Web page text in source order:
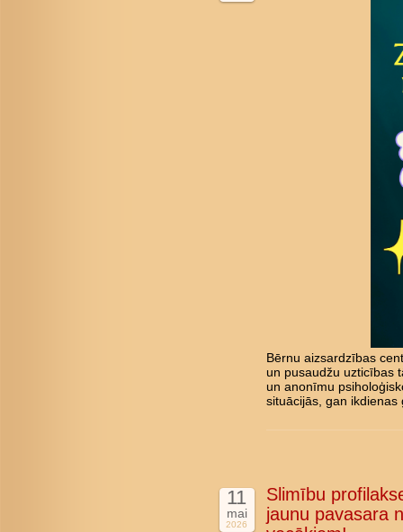
Bērnu aizsardzības
un pusaudžu uzticības
un anonīmu
situācijās, gan ikdienas
11
mai
2026
Slimību
jaunu pavasara